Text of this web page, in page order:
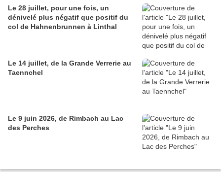
Le 28 juillet, pour une fois, un
dénivelé plus négatif que positif du
col de Hahnenbrunnen à Linthal
Le 14 juillet, de la Grande Verrerie au
Taennchel
Le 9 juin 2026, de Rimbach au Lac
des Perches